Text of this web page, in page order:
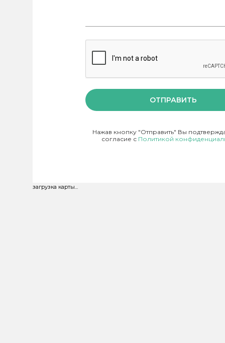
ОТПРАВИТЬ
Нажав кнопку "Отправить" Вы
согласие с Политикой
загрузка карты...